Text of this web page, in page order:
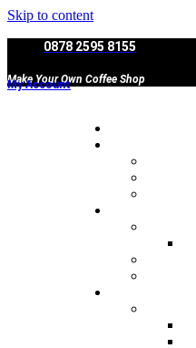
Skip to content
0878 2595 8155
Make Your Own Coffee Shop
My Account